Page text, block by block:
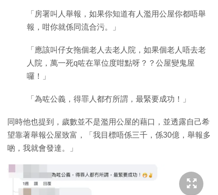
「房署叫人舉報，如果你知道有人濫用公屋你都唔舉
報，咁你就係同流合污。」
「應該叫仔女拖個老人去老人院，如果個老人唔去老
人院，萬一死q咗在單位度咁點呀？？公屋變鬼屋
囉！」
「為咗公義，得罪人都冇所謂，最緊要成功！」
同時他也提到，歲數並不是濫用公屋的藉口，並透露自己希
望靠著舉報公屋致富，「我目標唔係三千，係30億，舉報多
啲，我就會發達。」